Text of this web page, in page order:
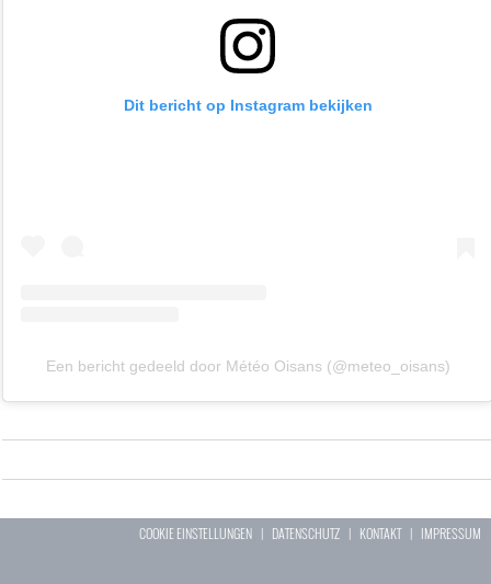
Dit bericht op Instagram bekijken
Een bericht gedeeld door Météo Oisans (@meteo_oisans)
COOKIE EINSTELLUNGEN | DATENSCHUTZ | KONTAKT| IMPRESSUM